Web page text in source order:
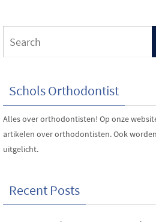
Schols Orthodontist
Alles over orthodontisten! Op onze
artikelen over orthodontisten. Ook
uitgelicht.
Recent Posts